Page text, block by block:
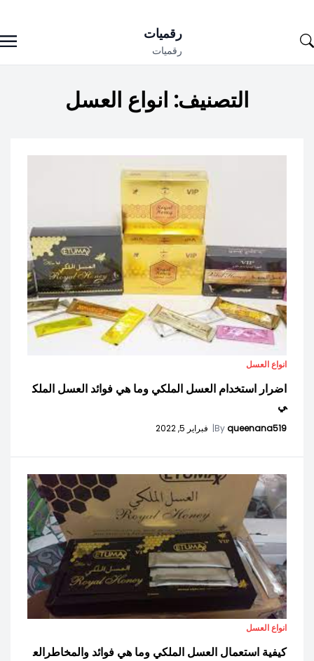
to
رقميات
رقميات
التصنيف: انواع العسل
انواع العسل
اضرار استخدام العسل الملكي وما هي فوائد العسل الملك
ي
Byqueenana519
| فبراير 5, 2022
انواع العسل
كيفية استعمال العسل الملكي وما هي فوائد والمخاطرالع